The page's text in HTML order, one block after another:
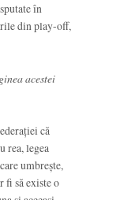
în
din play-off,
acestei
că
rea, legea
umbrește,
fi să existe o